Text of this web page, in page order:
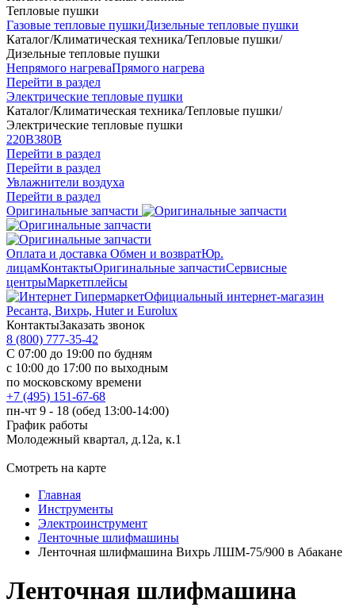
Тепловые пушки
Газовые тепловые пушкиДизельные тепловые пушки
Каталог/Климатическая техника/Тепловые пушки/
Дизельные тепловые пушки
Непрямого нагреваПрямого нагрева
Перейти в раздел
Электрические тепловые пушки
Каталог/Климатическая техника/Тепловые пушки/
Электрические тепловые пушки
220В380В
Перейти в раздел
Перейти в раздел
Увлажнители воздуха
Перейти в раздел
Оригинальные запчасти
Оплата и доставка Обмен и возвратЮр.
лицамКонтактыОригинальные запчастиСервисные
центрыМаркетплейсы
Официальный интернет-магазин
Ресанта, Вихрь, Huter и Eurolux
КонтактыЗаказать звонок
8 (800) 777-35-42
С 07:00 до 19:00 по будням
с 10:00 до 17:00 по выходным
по московскому времени
+7 (495) 151-67-68
пн-чт 9 - 18 (обед 13:00-14:00)
График работы
Молодежный квартал, д.12а, к.1
Смотреть на карте
Главная
Инструменты
Электроинструмент
Ленточные шлифмашины
Ленточная шлифмашина Вихрь ЛШМ-75/900 в Абакане
Ленточная шлифмашина